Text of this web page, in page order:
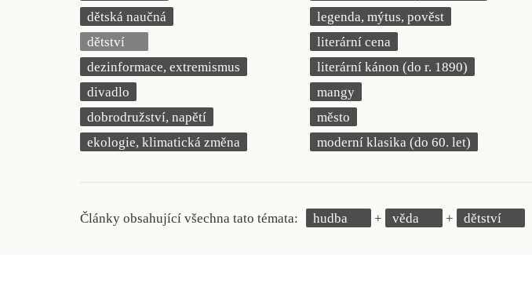
dětská naučná
dětství
dezinformace, extremismus
divadlo
dobrodružství, napětí
ekologie, klimatická změna
legenda, mýtus, pověst
literární cena
literární kánon (do r. 1890)
mangy
město
moderní klasika (do 60. let)
Články obsahující všechna tato témata: hudba věda dětství